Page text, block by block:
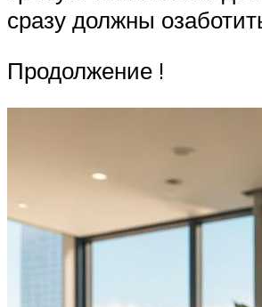
сразу должны
Продолжение !